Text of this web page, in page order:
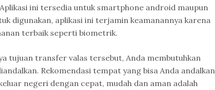
ini tersedia untuk smartphone android maupun
digunakan, aplikasi ini terjamin keamanannya karena
terbaik seperti biometrik.
tujuan transfer valas tersebut, Anda membutuhkan
Rekomendasi tempat yang bisa Anda andalkan
negeri dengan cepat, mudah dan aman adalah